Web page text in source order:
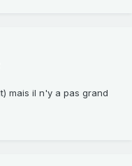
mais il n'y a pas grand